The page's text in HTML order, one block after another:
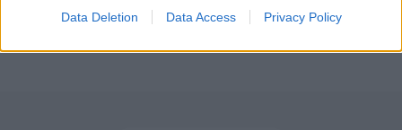
Data Deletion Data Access Privacy Policy